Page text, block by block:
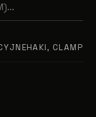
HAKI, CLAMPY,